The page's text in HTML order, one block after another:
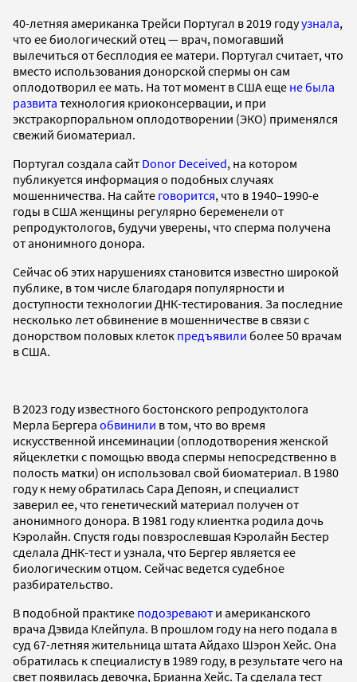
40-летняя американка Трейси Португал в 2019 годуузнала,
что ее биологический отец — врач, помогавший
вылечиться от бесплодия ее матери. Португал считает, что
вместо использования донорской спермы он сам
оплодотворил ее мать. На тот момент в США еще не была
развита технология криоконсервации, и при
экстракорпоральном оплодотворении (ЭКО) применялся
свежий биоматериал.
Португал создала сайт Donor Deceived, на котором
публикуется информация о подобных случаях
мошенничества. На сайте говорится, что в 1940–1990-е
годы в США женщины регулярно беременели от
репродуктологов, будучи уверены, что сперма получена
от анонимного донора.
Сейчас об этих нарушениях становится известно широкой
публике, в том числе благодаря популярности и
доступности технологии ДНК-тестирования. За последние
несколько лет обвинение в мошенничестве в связи с
донорством половых клеток предъявили более 50 врачам
в США.
В 2023 году известного бостонского репродуктолога
Мерла Бергера обвинили в том, что во время
искусственной инсеминации (оплодотворения женской
яйцеклетки с помощью ввода спермы непосредственно в
полость матки) он использовал свой биоматериал. В 1980
году к нему обратилась Сара Депоян, и специалист
заверил ее, что генетический материал получен от
анонимного донора. В 1981 году клиентка родила дочь
Кэролайн. Спустя годы повзрослевшая Кэролайн Бестер
сделала ДНК-тест и узнала, что Бергер является ее
биологическим отцом. Сейчас ведется судебное
разбирательство.
В подобной практике подозревают и американского
врача Дэвида Клейпула. В прошлом году на него подала в
суд 67-летняя жительница штата Айдахо Шэрон Хейс. Она
обратилась к специалисту в 1989 году, в результате чего на
свет появилась девочка, Брианна Хейс. Та сделала тест